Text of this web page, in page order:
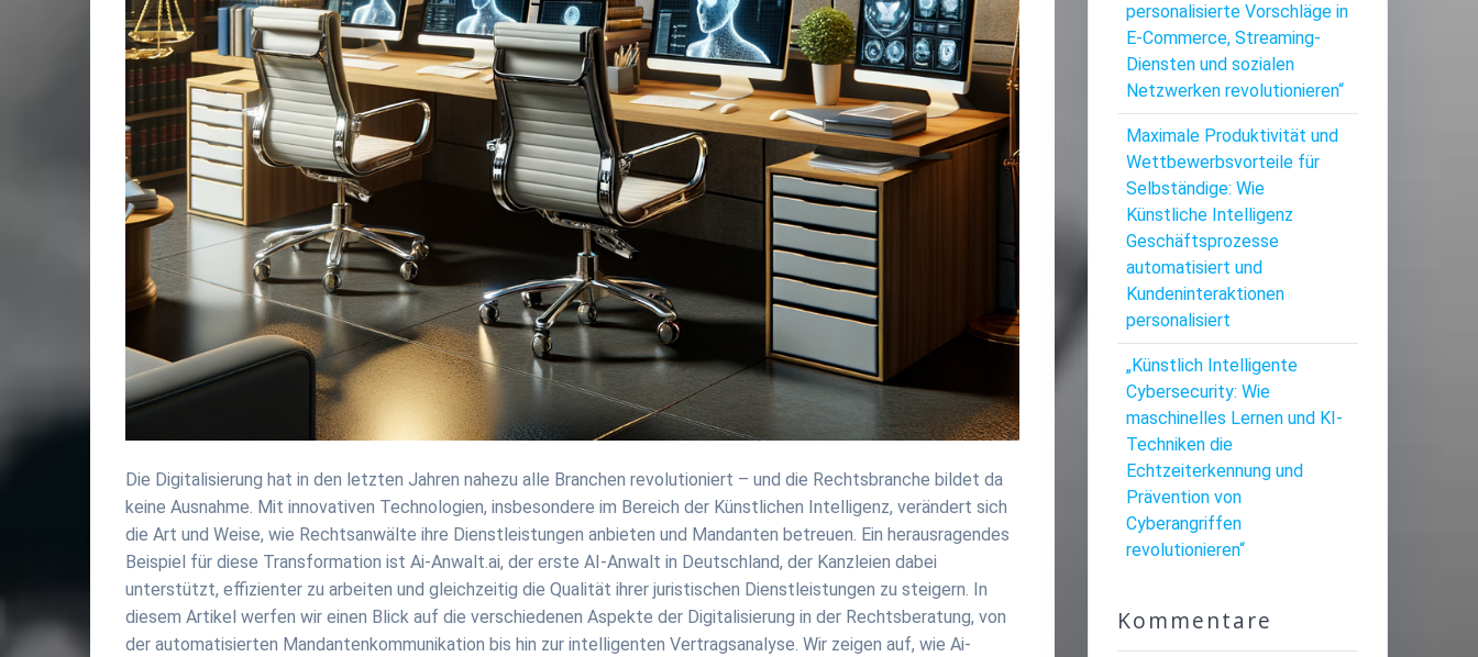
Die Digitalisierung hat in den letzten Jahren nahezu alle Branchen revolutioniert – und die Rechtsbranche bildet da
keine Ausnahme. Mit innovativen Technologien, insbesondere im Bereich der Künstlichen Intelligenz, verändert sich
die Art und Weise, wie Rechtsanwälte ihre Dienstleistungen anbieten und Mandanten betreuen. Ein herausragendes
Beispiel für diese Transformation ist Ai-Anwalt.ai, der erste AI-Anwalt in Deutschland, der Kanzleien dabei
unterstützt, effizienter zu arbeiten und gleichzeitig die Qualität ihrer juristischen Dienstleistungen zu steigern. In
diesem Artikel werfen wir einen Blick auf die verschiedenen Aspekte der Digitalisierung in der Rechtsberatung, von
der automatisierten Mandantenkommunikation bis hin zur intelligenten Vertragsanalyse. Wir zeigen auf, wie Ai-
personalisierte Vorschläge in
E-Commerce, Streaming-
Diensten und sozialen
Netzwerken revolutionieren“
Maximale Produktivität und
Wettbewerbsvorteile für
Selbständige: Wie
Künstliche Intelligenz
Geschäftsprozesse
automatisiert und
Kundeninteraktionen
personalisiert
„Künstlich Intelligente
Cybersecurity: Wie
maschinelles Lernen und KI-
Techniken die
Echtzeiterkennung und
Prävention von
Cyberangriffen
revolutionieren“
Kommentare